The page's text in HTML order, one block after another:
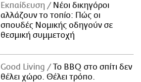
Εκπαίδευση
Νέοι δικηγόροι
αλλάζουν το τοπίο: Πώς οι
σπουδές Νομικής οδηγούν σε
θεσμική συμμετοχή
Good Living
Το BBQ στο σπίτι δεν
θέλει χώρο. Θέλει τρόπο.